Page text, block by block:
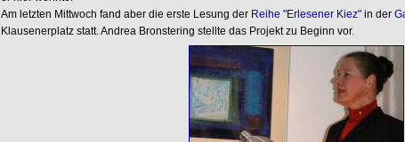
Am letzten Mittwoch fand aber die erste Lesung der Reihe "Erlesener Kiez"in der
Klausenerplatz statt. Andrea Bronstering stellte das Projekt zu Beginn vor.